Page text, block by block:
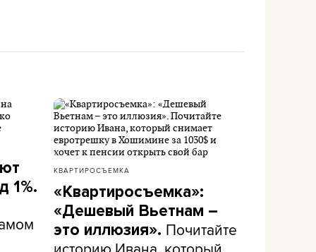
1%.
КВАРТИРОСЪЕМКА
«Квартиросъемка»:
«Дешевый Вьетнам –
это иллюзия». Почитайте